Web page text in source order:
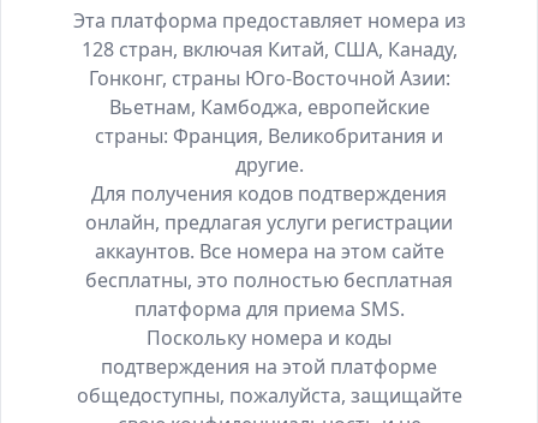
Эта платформа предоставляет номера из
128 стран, включая Китай, США, Канаду,
Гонконг, страны Юго-Восточной Азии:
Вьетнам, Камбоджа, европейские
страны: Франция, Великобритания и
другие.
Для получения кодов подтверждения
онлайн, предлагая услуги регистрации
аккаунтов. Все номера на этом сайте
бесплатны, это полностью бесплатная
платформа для приема SMS.
Поскольку номера и коды
подтверждения на этой платформе
общедоступны, пожалуйста, защищайте